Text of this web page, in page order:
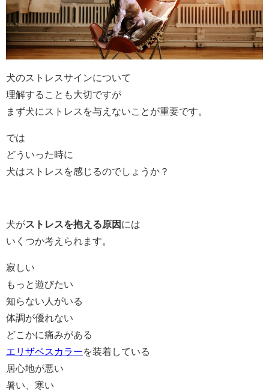
犬のストレスサインについて
理解することも大切ですが
まず犬にストレスを与えないことが重要です。
では
どういった時に
犬はストレスを感じるのでしょうか？
犬がストレスを抱える原因 には
いくつか考えられます。
寂しい
もっと遊びたい
知らない人がいる
体調が優れない
どこかに痛みがある
エリザベスカラーを装着している
居心地が悪い
暑い、寒い